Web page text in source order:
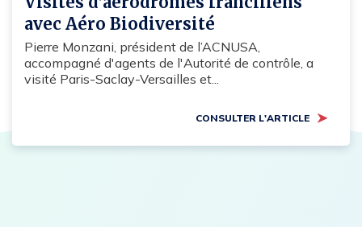
avec Aéro Biodiversité
Pierre Monzani, président de l’ACNUSA,
accompagné d'agents de l'Autorité de contrôle, a
visité Paris-Saclay-Versailles et...
CONSULTER L'ARTICLE